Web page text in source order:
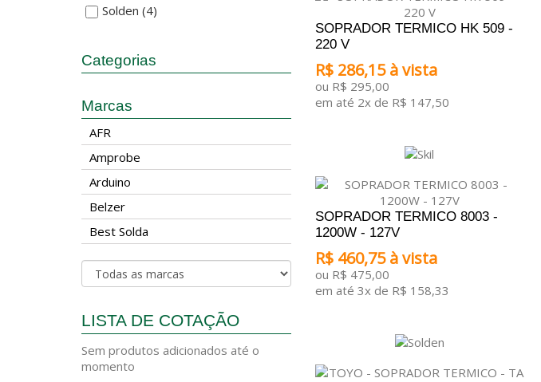
Solden (4)
Categorias
Marcas
AFR
Amprobe
Arduino
Belzer
Best Solda
LISTA DE COTAÇÃO
Sem produtos adicionados até o
momento
SOPRADOR TERMICO HK 509 -
220 V
R$ 286,15 à vista
ou R$ 295,00
em até 2x de R$ 147,50
SOPRADOR TERMICO 8003 -
1200W - 127V
R$ 460,75 à vista
ou R$ 475,00
em até 3x de R$ 158,33